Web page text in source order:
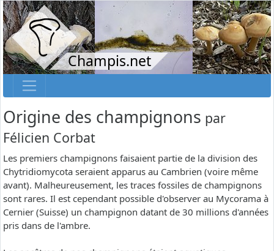
Champis.net
Origine des champignons par
Félicien Corbat
Les premiers champignons faisaient partie de la division des
Chytridiomycota seraient apparus au Cambrien (voire même
avant). Malheureusement, les traces fossiles de champignons
sont rares. Il est cependant possible d'observer au Mycorama à
Cernier (Suisse) un champignon datant de 30 millions d'années
pris dans de l'ambre.